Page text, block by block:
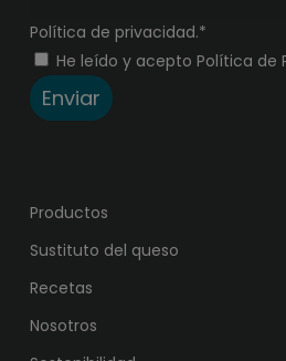
Política de privacidad.*
He leído y acepto Política de
Enviar
Productos
Sustituto del queso
Recetas
Nosotros